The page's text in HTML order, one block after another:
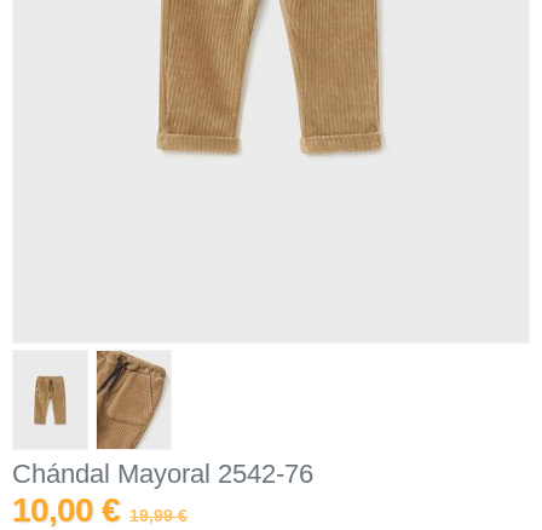
Chándal Mayoral 2542-76
10,00 € 19,99 €